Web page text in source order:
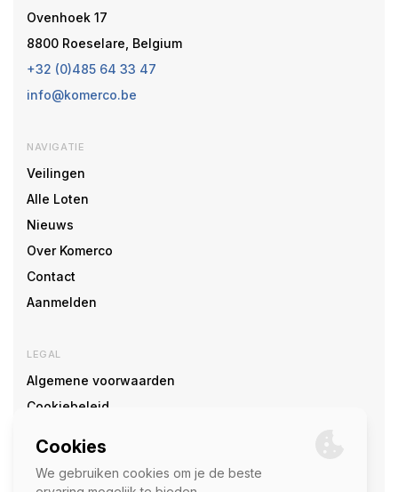
Ovenhoek 17
8800 Roeselare, Belgium
+32 (0)485 64 33 47
info@komerco.be
NAVIGATIE
Veilingen
Alle Loten
Nieuws
Over Komerco
Contact
Aanmelden
LEGAL
Algemene voorwaarden
Cookiebeleid
SOCIAL